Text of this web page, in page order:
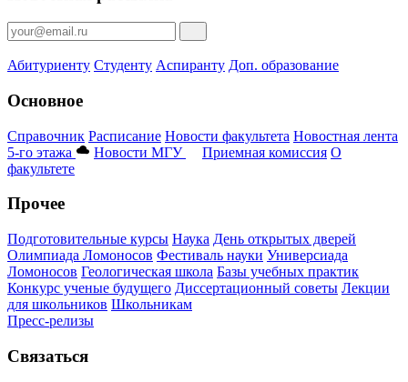
Абитуриенту Студенту Аспиранту Доп. образование
Основное
Справочник Расписание Новости факультета Новостная лента
5-го этажа
Новости МГУ Приемная комиссия О
факультете
Прочее
Подготовительные курсы Наука День открытых дверей
Олимпиада Ломоносов Фестиваль науки Универсиада
Ломоносов Геологическая школа Базы учебных практик
Конкурс ученые будущего Диссертационный советы Лекции
для школьников Школьникам
Пресс-релизы
Связаться